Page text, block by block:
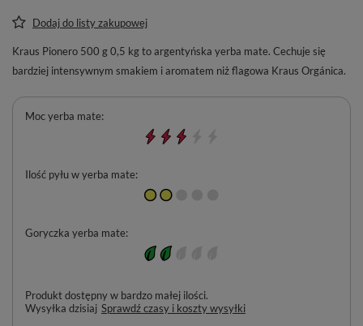
Dodaj do listy zakupowej
Kraus Pionero 500 g 0,5 kg to argentyńska yerba mate. Cechuje się
bardziej intensywnym smakiem i aromatem niż flagowa Kraus Orgánica.
Produkt dostępny w bardzo małej ilości
Wysyłka dzisiaj Sprawdź czasy i koszty wysyłki
Moc yerba mate
Ilość pyłu w yerba mate
Goryczka yerba mate